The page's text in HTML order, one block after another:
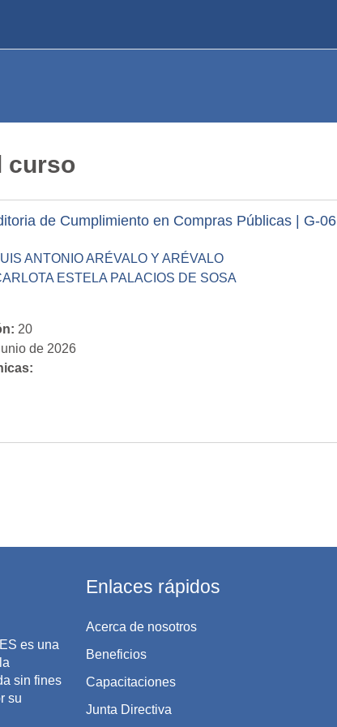
curso
de Cumplimiento en Compras Públicas | G-06
ANTONIO ARÉVALO Y ARÉVALO
ESTELA PALACIOS DE SOSA
: 20
de 2026
:
es una
sin fines
su
Enlaces rápidos
Acerca de nosotros
Beneficios
Capacitaciones
Junta Directiva